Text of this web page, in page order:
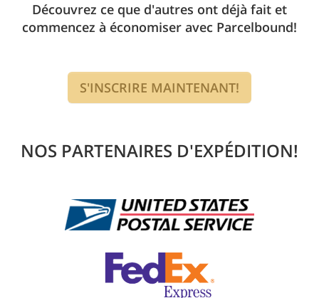
Découvrez ce que d'autres ont déjà fait et
commencez à économiser avec Parcelbound!
S'INSCRIRE MAINTENANT!
NOS PARTENAIRES D'EXPÉDITION!